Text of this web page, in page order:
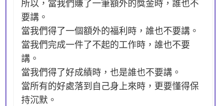
要講。
當我們得了一個額外的福利時，誰也不要講。
當我們完成一件了不起的工作時，誰也不要
講。
當我們得了好成績時，也是誰也不要講。
當所有的好處落到自己身上來時，更要懂得保
持沉默。